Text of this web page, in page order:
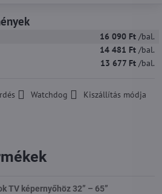
16 090 Ft /bal.
14 481 Ft /bal.
13 677 Ft /bal.
Watchdog
Kiszállítás módja
TV képernyőhöz 32” – 65”